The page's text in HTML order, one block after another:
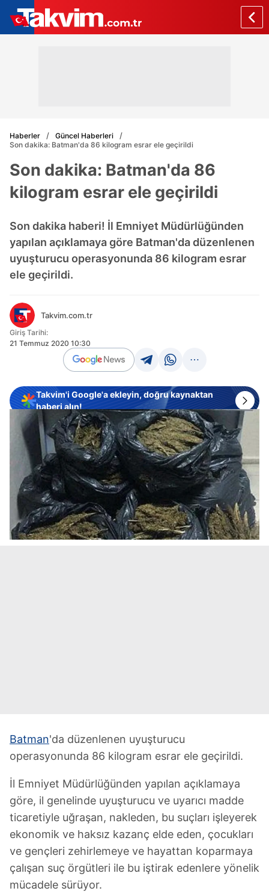
Haberler
Güncel Haberleri
Son dakika: Batman'da 86 kilogram esrar ele geçirildi
Son dakika: Batman'da 86
kilogram esrar ele geçirildi
Son dakika haberi! İl Emniyet Müdürlüğünden
yapılan açıklamaya göre Batman'da düzenlenen
uyuşturucu operasyonunda 86 kilogram esrar
ele geçirildi.
Takvim.com.tr
Giriş Tarihi:
21 Temmuz 2020 10:30
Takvim'i Google'a ekleyin, doğru kaynaktan
haberi alın!
Batman'da düzenlenen uyuşturucu
operasyonunda 86 kilogram esrar ele geçirildi.
İl Emniyet Müdürlüğünden yapılan açıklamaya
göre, il genelinde uyuşturucu ve uyarıcı madde
ticaretiyle uğraşan, nakleden, bu suçları işleyerek
ekonomik ve haksız kazanç elde eden, çocukları
ve gençleri zehirlemeye ve hayattan koparmaya
çalışan suç örgütleri ile bu iştirak edenlere yönelik
mücadele sürüyor.